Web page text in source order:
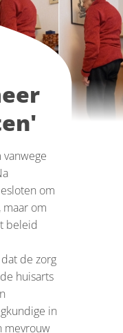
om
om
beleid
de zorg
huisarts
in
mevrouw